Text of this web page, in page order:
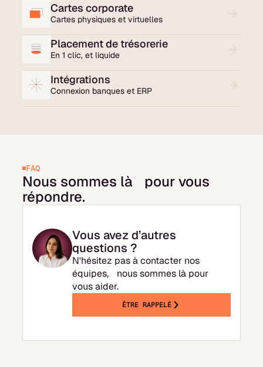
Cartes corporate
Cartes physiques et virtuelles
Placement de trésorerie
En 1 clic, et liquide
Intégrations
Connexion banques et ERP
FAQ
Nous sommes là pour vous
répondre.
Vous avez d’autres
questions ?
N'hésitez pas à contacter nos
équipes, nous sommes là pour
vous aider.
ÊTRE RAPPELÉ